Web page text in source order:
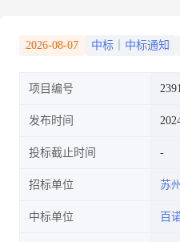
2026-08-07 中标｜中标通知
项目编号
发布时间
投标截止时间
招标单位 苏
中标单位 百